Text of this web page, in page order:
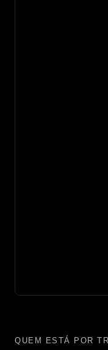
QUEM ESTÁ POR